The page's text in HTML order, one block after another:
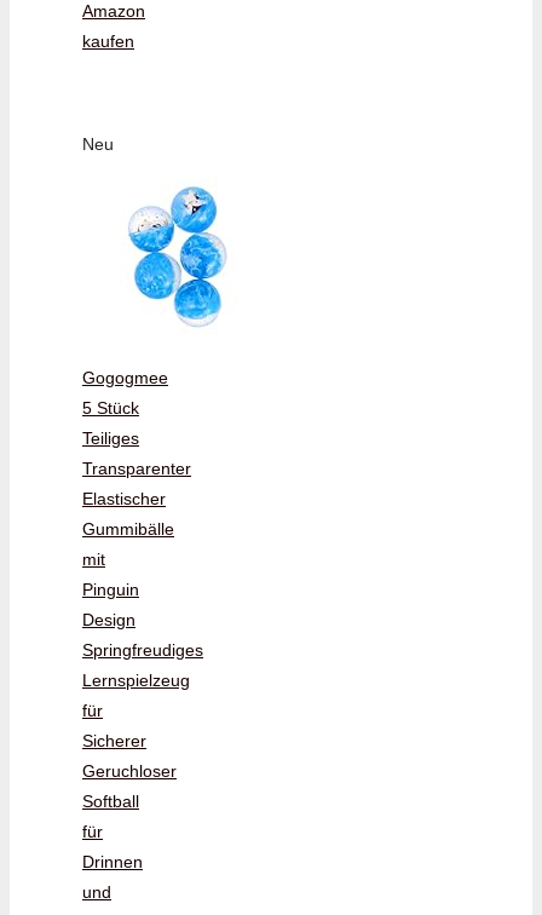
Amazon
kaufen
Neu
Gogogmee
5 Stück
Teiliges
Transparenter
Elastischer
Gummibälle
mit
Pinguin
Design
Springfreudiges
Lernspielzeug
für
Sicherer
Geruchloser
Softball
für
Drinnen
und